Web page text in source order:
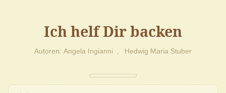
Ich helf Dir backen
Autoren Angela Ingianni Hedwig Maria Stuber